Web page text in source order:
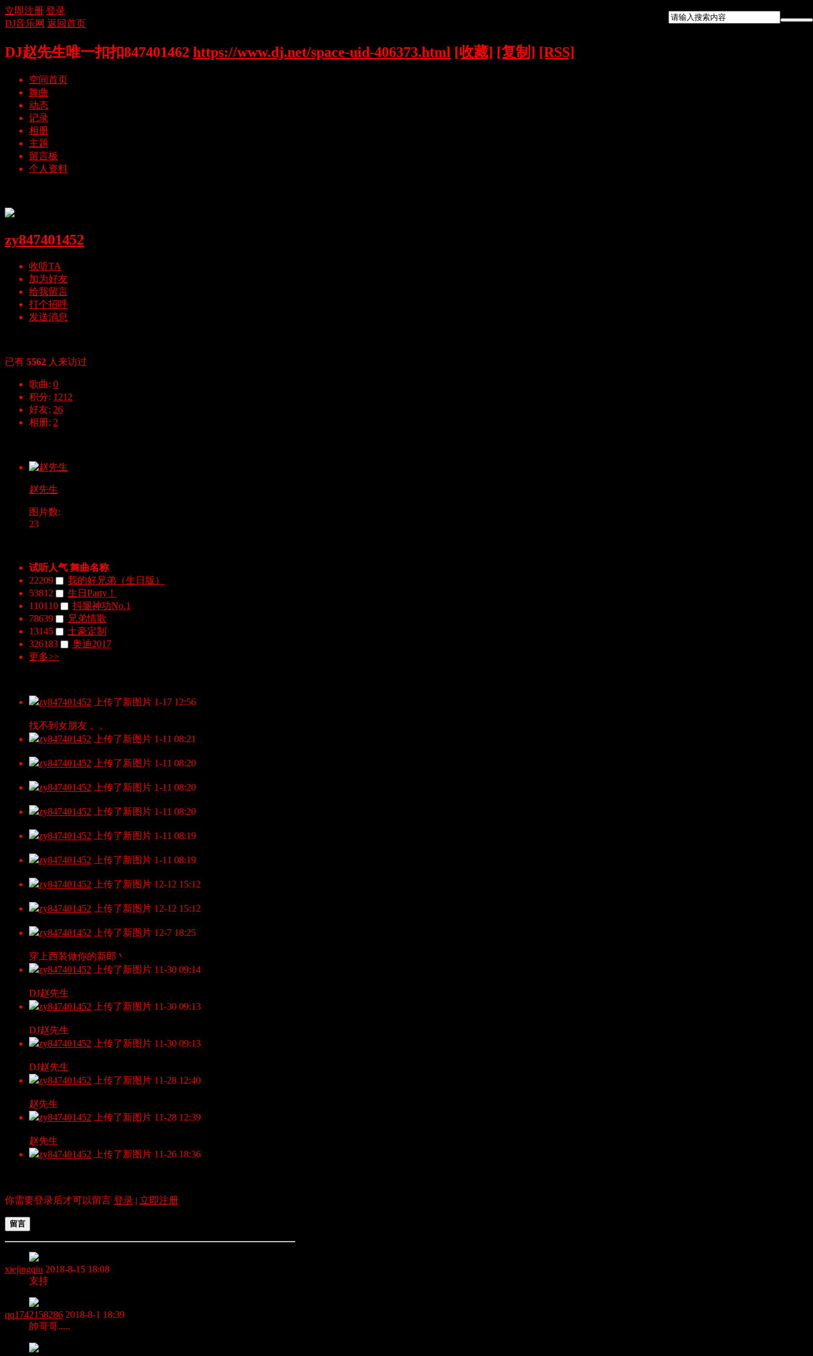
立即注册 登录
DJ音乐网 返回首页
DJ赵先生唯一扣扣847401462 https://www.dj.net/space-uid-406373.html [收藏] [复制] [RSS]
空间首页
舞曲
动态
记录
相册
主题
留言板
个人资料
zy847401452
收听TA
加为好友
给我留言
打个招呼
发送消息
已有 5562 人来访过
歌曲: 0
积分: 1212
好友: 26
相册: 2
赵先生
图片数:
23
试听人气 舞曲名称
22209
我的好兄弟（生日版）
53812
生日Party！
110110
抖腿神功No.1
78639
兄弟情歌
13145
土豪定制
326183
奥迪2017
更多>>
zy847401452 上传了新图片 1-17 12:56
找不到女朋友 。。
zy847401452 上传了新图片 1-11 08:21
zy847401452 上传了新图片 1-11 08:20
zy847401452 上传了新图片 1-11 08:20
zy847401452 上传了新图片 1-11 08:20
zy847401452 上传了新图片 1-11 08:19
zy847401452 上传了新图片 1-11 08:19
zy847401452 上传了新图片 12-12 15:12
zy847401452 上传了新图片 12-12 15:12
zy847401452 上传了新图片 12-7 18:25
穿上西装做你的新郎丶
zy847401452 上传了新图片 11-30 09:14
DJ赵先生
zy847401452 上传了新图片 11-30 09:13
DJ赵先生
zy847401452 上传了新图片 11-30 09:13
DJ赵先生
zy847401452 上传了新图片 11-28 12:40
赵先生
zy847401452 上传了新图片 11-28 12:39
赵先生
zy847401452 上传了新图片 11-26 18:36
你需要登录后才可以留言 登录 | 立即注册
留言
xiejingqiu 2018-8-15 18:08
支持
qq1742158286 2018-8-1 18:39
帥哥哥.....